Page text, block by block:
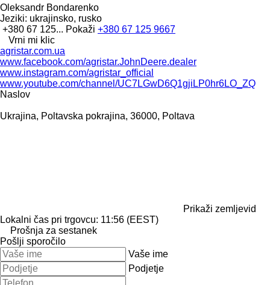
Oleksandr Bondarenko
Jeziki: ukrajinsko, rusko
+380 67 125... Pokaži +380 67 125 9667
Vrni mi klic
agristar.com.ua
www.facebook.com/agristar.JohnDeere.dealer
www.instagram.com/agristar_official
www.youtube.com/channel/UC7LGwD6Q1gjiLP0hr6LO_ZQ
Naslov
Ukrajina, Poltavska pokrajina, 36000, Poltava
Prikaži zemljevid
Lokalni čas pri trgovcu: 11:56 (EEST)
Prošnja za sestanek
Pošlji sporočilo
Vaše ime
Podjetje